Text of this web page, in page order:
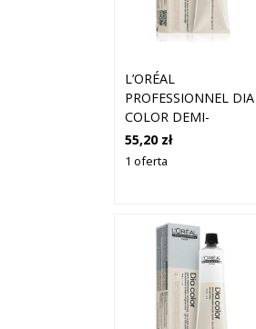
L’ORÉAL
PROFESSIONNEL DIA
COLOR DEMI-
PERMANENTNA
FARBA DO WŁOSÓW
BLONDE 60 ML
55,20 zł
1 oferta